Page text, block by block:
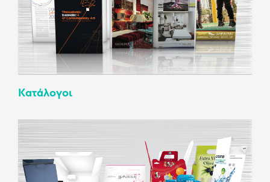
Κατάλογοι